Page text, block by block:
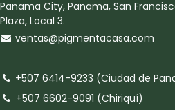
Panama City, Panama, San
Plaza, Local 3.
ventas@pigmentacasa.com
+507 6414-9233 (Ciudad de
+507 6602-9091 (Chiriquí)